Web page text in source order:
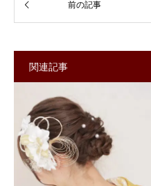
関連記事